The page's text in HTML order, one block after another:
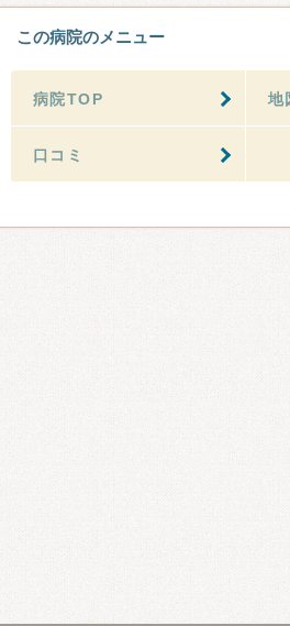
この病院のメニュー
病院TOP 地
口コミ